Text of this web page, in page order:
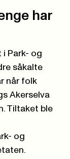
har
Park- og
såkalte
når folk
Akerselva
Tiltaket ble
og